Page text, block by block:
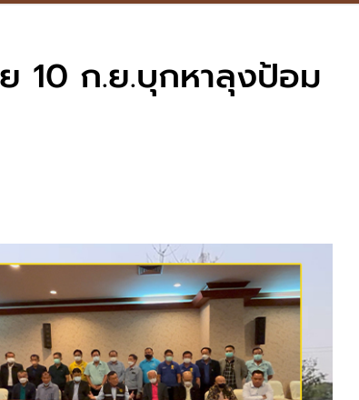
10 ก.ย.บุกหาลุงป้อม